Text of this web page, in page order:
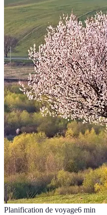
Planification de voyage6 min